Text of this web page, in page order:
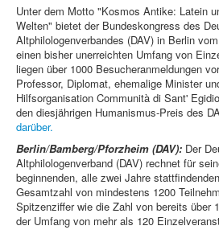
Unter dem Motto "Kosmos Antike: Latein
Welten" bietet der Bundeskongress des
Altphilologenverbandes (DAV) in Berlin
einen bisher unerreichten Umfang von
liegen über 1000 Besucheranmeldungen
Professor, Diplomat, ehemalige Minister
Hilfsorganisation Communità di Sant'
den diesjährigen Humanismus-Preis des
darüber.
Berlin/Bamberg/Pforzheim (DAV): Der
Altphilologenverband (DAV) rechnet für
beginnenden, alle zwei Jahre
Gesamtzahl von mindestens 1200
Spitzenziffer wie die Zahl von bereits über
der Umfang von mehr als 120